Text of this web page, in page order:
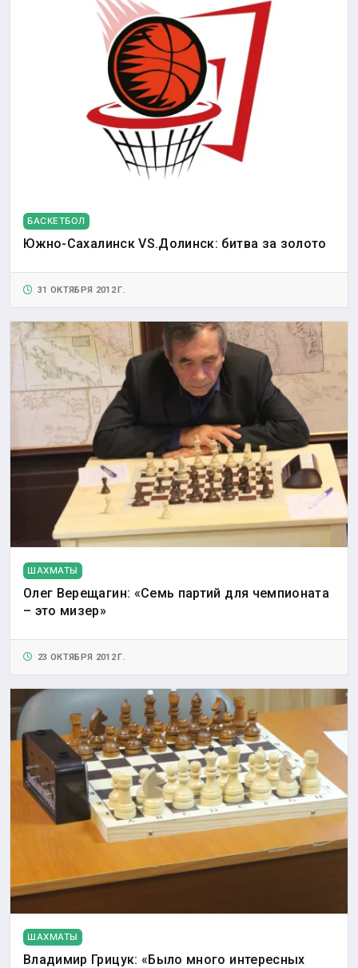
БАСКЕТБОЛ
Южно-Сахалинск VS.Долинск: битва за золото
31 ОКТЯБРЯ 2012 Г.
ШАХМАТЫ
Олег Верещагин: «Семь партий для чемпионата
– это мизер»
23 ОКТЯБРЯ 2012 Г.
ШАХМАТЫ
Владимир Грицук: «Было много интересных